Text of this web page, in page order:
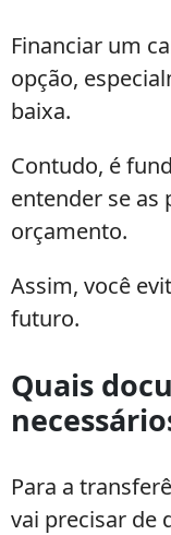
Financiar um
opção,
baixa.
Contudo, é
entender se as
orçamento.
Assim, você
futuro.
Quais
Para a
vai precisar de